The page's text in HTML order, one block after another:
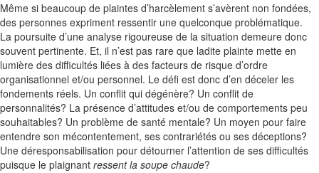
Même si beaucoup de plaintes d’harcèlement s’avèrent non fondées,
des personnes expriment ressentir une quelconque problématique.
La poursuite d’une analyse rigoureuse de la situation demeure donc
souvent pertinente. Et, il n’est pas rare que ladite plainte mette en
lumière des difficultés liées à des facteurs de risque d’ordre
organisationnel et/ou personnel. Le défi est donc d’en déceler les
fondements réels. Un conflit qui dégénère? Un conflit de
personnalités? La présence d’attitudes et/ou de comportements peu
souhaitables? Un problème de santé mentale? Un moyen pour faire
entendre son mécontentement, ses contrariétés ou ses déceptions?
Une déresponsabilisation pour détourner l’attention de ses difficultés
puisque le plaignant ressent la soupe chaude?